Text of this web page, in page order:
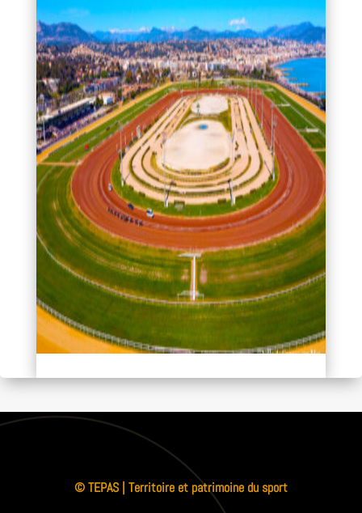
© TEPAS | Territoire et patrimoine du sport